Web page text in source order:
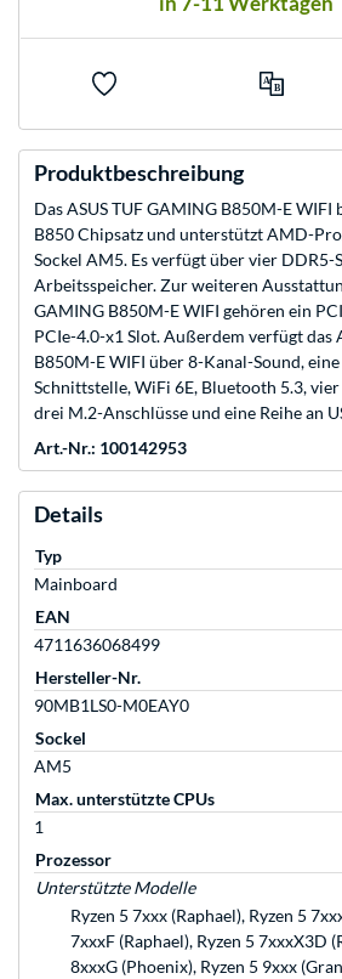
Produktbeschreibung
Das ASUS TUF GAMING B850M-E
B850 Chipsatz und unterstützt AMD-
Sockel AM5. Es verfügt über vier DDR5-
Arbeitsspeicher. Zur weiteren
GAMING B850M-E WIFI gehören ein
PCIe-4.0-x1 Slot. Außerdem verfügt das
B850M-E WIFI über 8-Kanal-Sound,
Schnittstelle, WiFi 6E, Bluetooth 5.3, vier
drei M.2-Anschlüsse und eine Reihe an
Art.-Nr.: 100142953
Details
Typ
Mainboard
EAN
4711636068499
Hersteller-Nr.
90MB1LS0-M0EAY0
Sockel
AM5
Max. unterstützte CPUs
1
Prozessor
Unterstützte Modelle
Ryzen 5 7xxx (Raphael), Ryzen 5
7xxxF (Raphael), Ryzen 5 7xxxX3D
8xxxG (Phoenix), Ryzen 5 9xxx